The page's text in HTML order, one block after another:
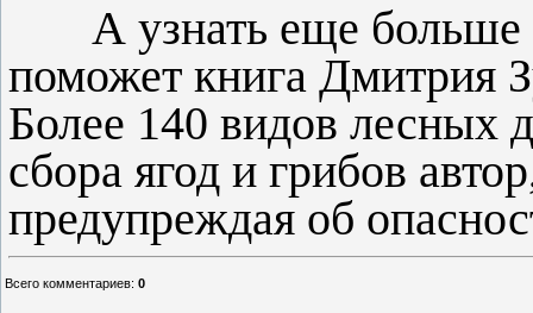
А узнать еще больше
поможет книга Дмитрия
Более 140 видов лесных
сбора ягод и грибов
предупреждая об
Всего комментариев: 0